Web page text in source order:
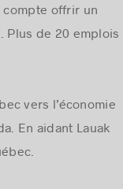
compte offrir un
Plus de 20 emplois
vers l’économie
. En aidant Lauak